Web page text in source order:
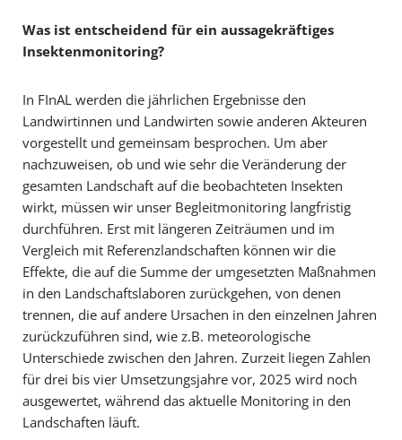
Was ist entscheidend für ein aussagekräftiges
Insektenmonitoring?
In FInAL werden die jährlichen Ergebnisse den
Landwirtinnen und Landwirten sowie anderen Akteuren
vorgestellt und gemeinsam besprochen. Um aber
nachzuweisen, ob und wie sehr die Veränderung der
gesamten Landschaft auf die beobachteten Insekten
wirkt, müssen wir unser Begleitmonitoring langfristig
durchführen. Erst mit längeren Zeiträumen und im
Vergleich mit Referenzlandschaften können wir die
Effekte, die auf die Summe der umgesetzten Maßnahmen
in den Landschaftslaboren zurückgehen, von denen
trennen, die auf andere Ursachen in den einzelnen Jahren
zurückzuführen sind, wie z.B. meteorologische
Unterschiede zwischen den Jahren. Zurzeit liegen Zahlen
für drei bis vier Umsetzungsjahre vor, 2025 wird noch
ausgewertet, während das aktuelle Monitoring in den
Landschaften läuft.